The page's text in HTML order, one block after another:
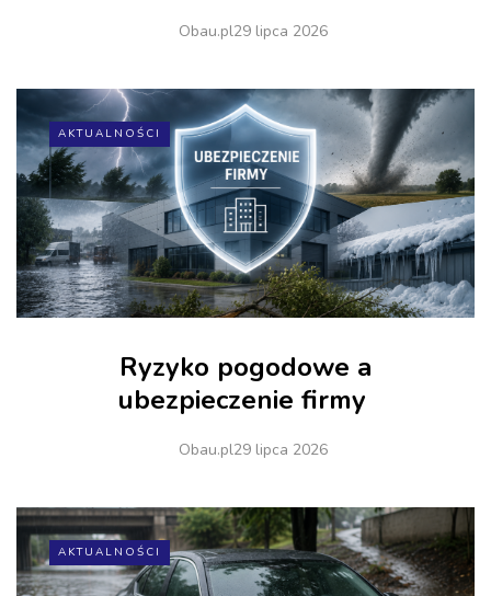
Obau.pl29 lipca 2026
AKTUALNOŚCI
Ryzyko pogodowe a
ubezpieczenie firmy
Obau.pl29 lipca 2026
AKTUALNOŚCI